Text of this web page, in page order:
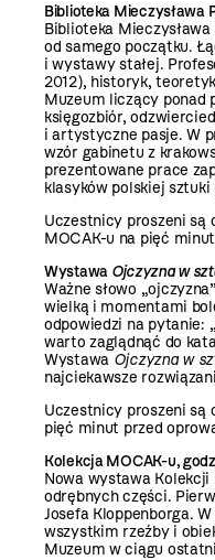
Biblioteka Mieczysława
Biblioteka
od samego początku.
i wystawy stałej.
2012), historyk,
Muzeum liczący ponad
księgozbiór,
i artystyczne pasje. W
wzór gabinetu z
prezentowane prace
klasyków polskiej sztuki
Uczestnicy proszeni są
MOCAK-u na pięć
Wystawa Ojczyzna w
Ważne słowo
wielką i momentami
odpowiedzi na pytanie:
warto zaglądnąć do
Wystawa Ojczyzna w
najciekawsze
Uczestnicy proszeni są
pięć minut przed
Kolekcja MOCAK-u,
Nowa wystawa Kolekcji
odrębnych części.
Josefa Kloppenborga.
wszystkim rzeźby i
Muzeum w ciągu